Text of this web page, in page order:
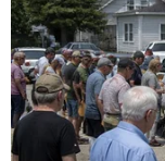
Kinh doanh
Tài chính
Tín dụng nông thôn
Chứng khoán
Bất động sản
Doanh nghiệp
Thông tin doanh nghiệp